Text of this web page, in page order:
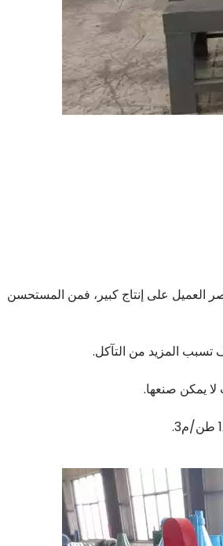
الخشب في السوق هو 250 كجم/ساعة. إذا أصر العميل على إنتاج كبير، فمن المستحسن
تسبب المزيد من التآكل.
لا يمكن صنعها.